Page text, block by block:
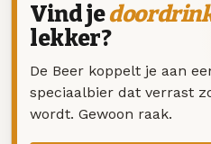
Vind je
lekker?
De Beer koppelt je aan
speciaalbier dat verrast
wordt. Gewoon raak.